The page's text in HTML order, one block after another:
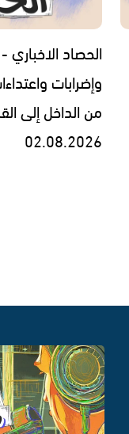
الحصاد
وإضرابات
من الداخل إلى
02.08.2026